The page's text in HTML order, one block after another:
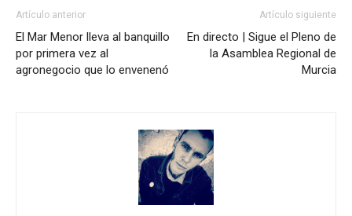
Artículo anterior
El Mar Menor lleva al banquillo
por primera vez al
agronegocio que lo envenenó
Artículo siguiente
En directo | Sigue el Pleno de
la Asamblea Regional de
Murcia